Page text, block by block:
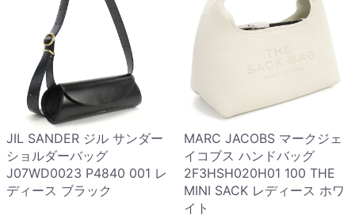
JIL SANDER ジル サンダー
ショルダーバッグ
J07WD0023 P4840 001 レ
ディース ブラック
MARC JACOBS マークジェ
イコブス ハンドバッグ
2F3HSH020H01 100 THE
MINI SACK レディース ホワ
イト